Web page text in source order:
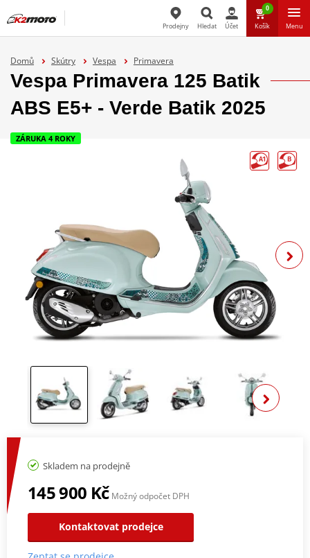
Prodejny Hledat Účet
0
Košík Menu
Domů Skútry Vespa Primavera
Vespa Primavera 125 Batik
ABS E5+ - Verde Batik 2025
ZÁRUKA 4 ROKY
Skladem na prodejně
145 900 Kč Možný odpočet DPH
Kontaktovat prodejce